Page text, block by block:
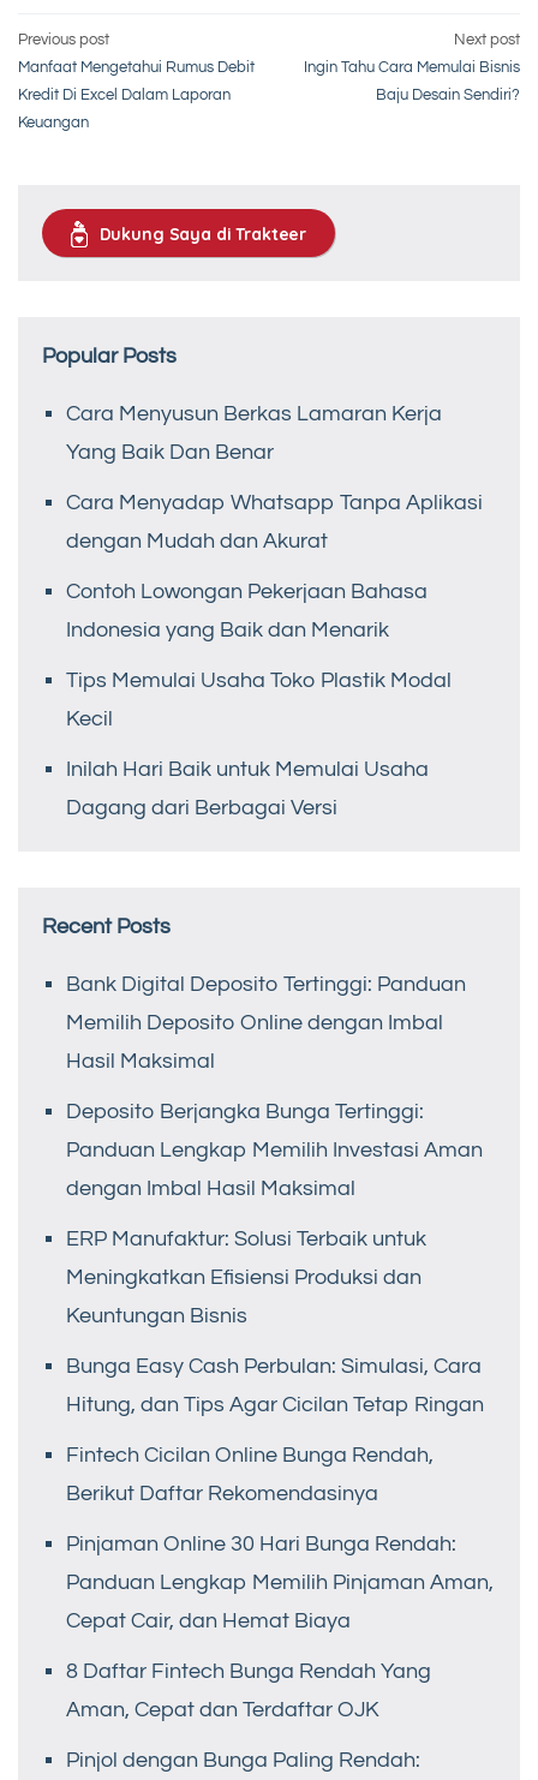
Post
navigation
Previous post
Manfaat Mengetahui Rumus Debit
Kredit Di Excel Dalam Laporan
Keuangan
Next post
Ingin Tahu Cara Memulai Bisnis
Baju Desain Sendiri?
Dukung Saya di Trakteer
Popular Posts
Cara Menyusun Berkas Lamaran Kerja
Yang Baik Dan Benar
Cara Menyadap Whatsapp Tanpa Aplikasi
dengan Mudah dan Akurat
Contoh Lowongan Pekerjaan Bahasa
Indonesia yang Baik dan Menarik
Tips Memulai Usaha Toko Plastik Modal
Kecil
Inilah Hari Baik untuk Memulai Usaha
Dagang dari Berbagai Versi
Recent Posts
Bank Digital Deposito Tertinggi: Panduan
Memilih Deposito Online dengan Imbal
Hasil Maksimal
Deposito Berjangka Bunga Tertinggi:
Panduan Lengkap Memilih Investasi Aman
dengan Imbal Hasil Maksimal
ERP Manufaktur: Solusi Terbaik untuk
Meningkatkan Efisiensi Produksi dan
Keuntungan Bisnis
Bunga Easy Cash Perbulan: Simulasi, Cara
Hitung, dan Tips Agar Cicilan Tetap Ringan
Fintech Cicilan Online Bunga Rendah,
Berikut Daftar Rekomendasinya
Pinjaman Online 30 Hari Bunga Rendah:
Panduan Lengkap Memilih Pinjaman Aman,
Cepat Cair, dan Hemat Biaya
8 Daftar Fintech Bunga Rendah Yang
Aman, Cepat dan Terdaftar OJK
Pinjol dengan Bunga Paling Rendah: